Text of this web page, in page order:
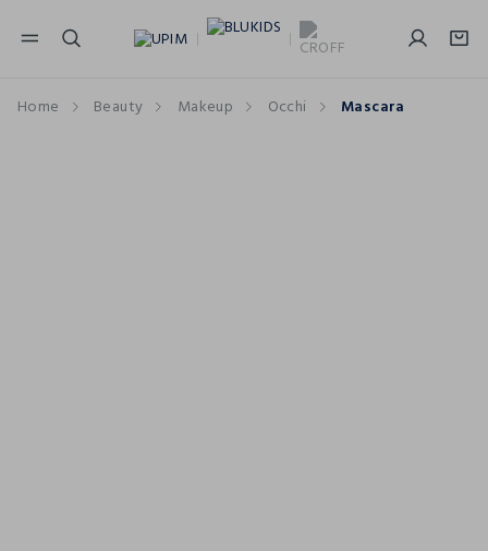
NAVIGATION.ARIA.GOTOMAINCONTENT
Home Beauty Makeup Occhi Mascara